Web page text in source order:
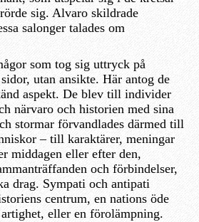
sig. Alvaro skildrade
salonger talades om
som tog sig uttryck på
utan ansikte. Här antog de
aspekt. De blev till individer
närvaro och historien med sina
stormar förvandlades därmed till
– till karaktärer, meningar
middagen eller efter den,
och förbindelser,
drag. Sympati och antipati
centrum, en nations öde
eller en förolämpning.